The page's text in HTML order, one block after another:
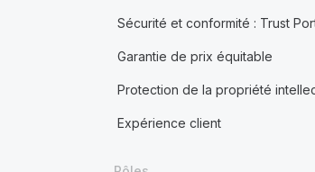
Sécurité et conformité : Trust
Garantie de prix équitable
Protection de la propriété
Expérience client